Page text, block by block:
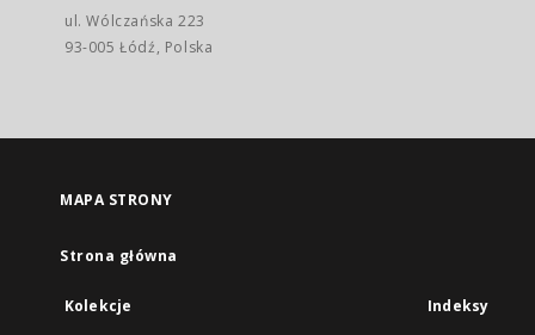
ul. Wólczańska 223
93-005 Łódź, Polska
MAPA STRONY
Strona główna
Kolekcje Indeksy